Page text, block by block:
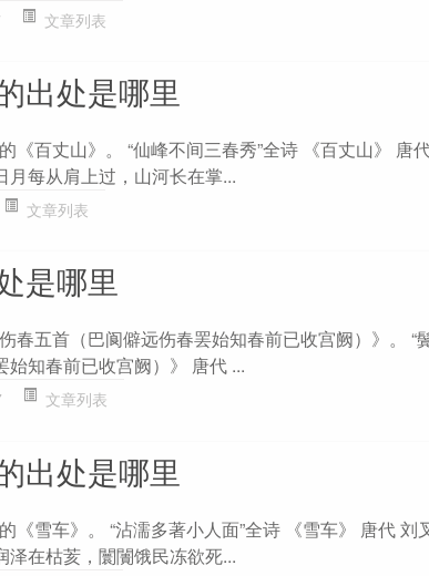
文章列表
出处是哪里
《百丈山》。 “仙峰不间三春秀”全诗 《百丈山》 唐
每从肩上过，山河长在掌...
文章列表
是哪里
春五首（巴阆僻远伤春罢始知春前已收宫阙）》。 “
知春前已收宫阙）》 唐代 ...
文章列表
出处是哪里
《雪车》。 “沾濡多著小人面”全诗 《雪车》 唐代 刘
在枯荄，闤闠饿民冻欲死...